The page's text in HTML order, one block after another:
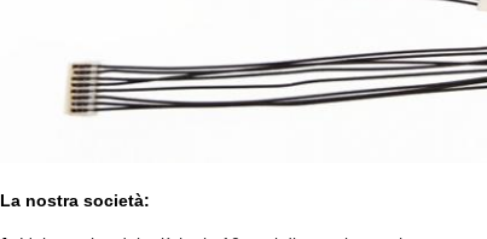
La nostra società: